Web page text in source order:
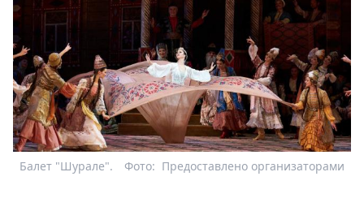
Балет "Шурале". Предоставлено организаторами
Фото: